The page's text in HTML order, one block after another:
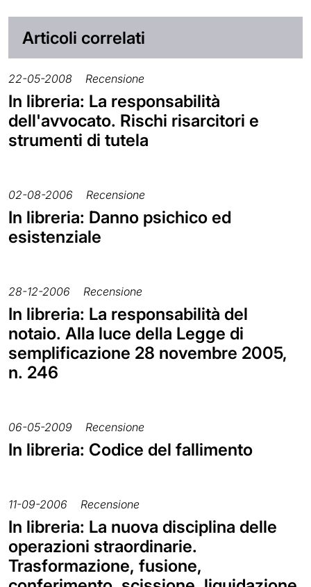
Articoli correlati
22-05-2008 Recensione
In libreria: La responsabilità
dell'avvocato. Rischi risarcitori e
strumenti di tutela
02-08-2006 Recensione
In libreria: Danno psichico ed
esistenziale
28-12-2006 Recensione
In libreria: La responsabilità del
notaio. Alla luce della Legge di
semplificazione 28 novembre 2005,
n. 246
06-05-2009 Recensione
In libreria: Codice del fallimento
11-09-2006 Recensione
In libreria: La nuova disciplina delle
operazioni straordinarie.
Trasformazione, fusione,